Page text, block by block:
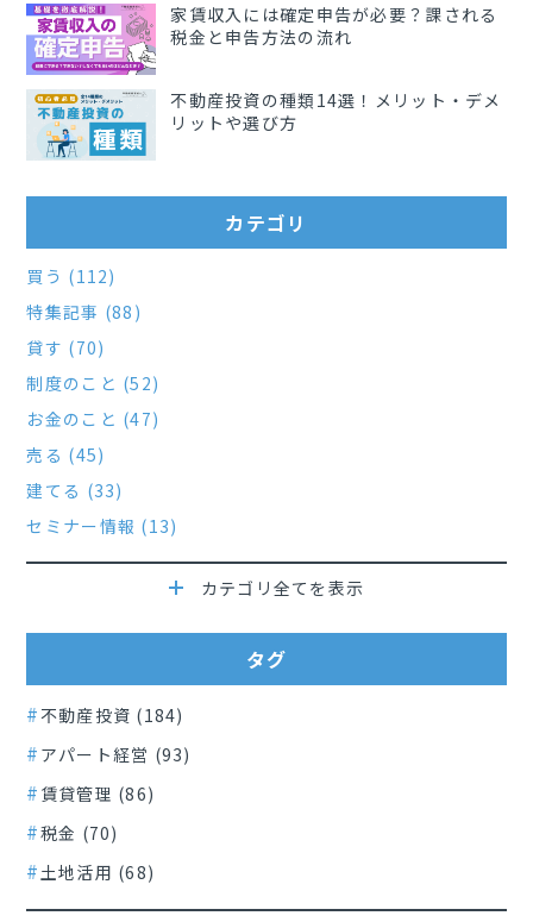
家賃収入には確定申告が必要？課される
税金と申告方法の流れ
不動産投資の種類14選！メリット・デメ
リットや選び方
カテゴリ
買う (112)
特集記事 (88)
貸す (70)
制度のこと (52)
お金のこと (47)
売る (45)
建てる (33)
セミナー情報 (13)
カテゴリ全てを表示
タグ
不動産投資 (184)
アパート経営 (93)
賃貸管理 (86)
税金 (70)
土地活用 (68)